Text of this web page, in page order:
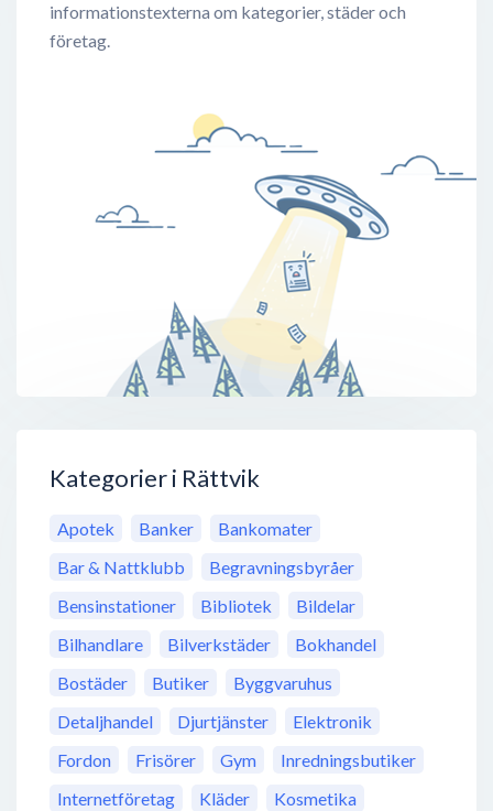
informationstexterna om kategorier, städer och
företag.
Kategorier i Rättvik
Apotek Banker
Bankomater
Bar & Nattklubb
Begravningsbyråer
Bensinstationer
Bibliotek
Bildelar
Bilhandlare
Bilverkstäder
Bokhandel
Bostäder
Butiker
Byggvaruhus
Detaljhandel
Djurtjänster
Elektronik
Fordon
Frisörer Gym
Inredningsbutiker
Internetföretag
Kläder
Kosmetika